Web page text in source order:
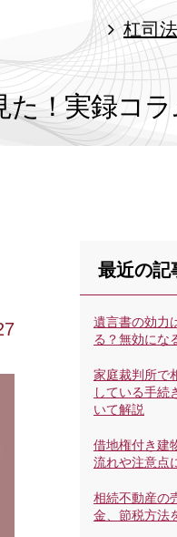
杠司
た！実録コ
最近の記
遺言書の効力
る？無効にな
家庭裁判所で
している手続
いて解説
借地権付き建
流れや注意点
相続不動産の
金、節税方法